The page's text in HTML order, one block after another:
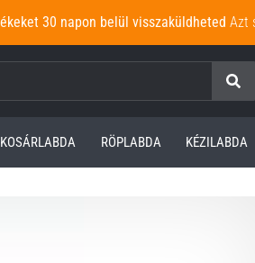
30 napon belül visszaküldheted Azt
Keresés
KOSÁRLABDA RÖPLABDA KÉZILABDA